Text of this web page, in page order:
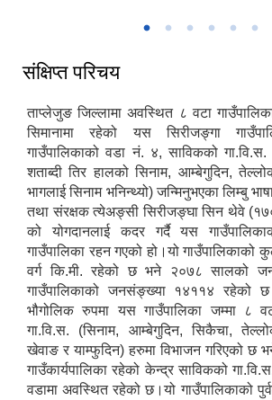
संक्षिप्त परिचय
ताप्लेजुङ जिल्लामा अवस्थित ८ वटा
सिमानामा रहेको यस सिरीजङ्गा
गाउँपालिकाको वडा नं. ४, साविकको
शताब्दी तिर हालको सिनाम, आम्बेगुदिन,
भागलाई सिनाम भनिन्थ्यो) जन्मिनुभएका लिम्बु
तथा संरक्षक त्येअङ्सी सिरीजङ्घा सिन थेवे
को योगदानलाई कदर गर्दै यस
गाउँपालिका रहन गएको हो।यो
वर्ग कि.मी. रहेको छ भने २०७८ सालको
गाउँपालिकाको जनसंङ्ख्या १४११४ रहेको
भौगोलिक रुपमा यस गाउँपालिका जम्मा ८
गा.वि.स. (सिनाम, आम्बेगुदिन, सिकैचा,
खेवाङ र याम्फुदिन) हरुमा विभाजन गरिएको छ
गाउँकार्यपालिका रहेको केन्द्र साविकको
वडामा अवस्थित रहेको छ।यो गाउँपालिकाको